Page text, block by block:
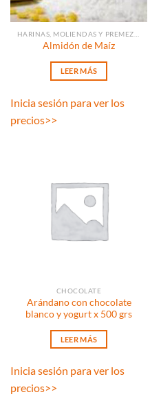
Almidón de Maíz
LEER MÁS
Inicia sesión para ver los
precios>>
CHOCOLATE
Arándano con chocolate
blanco y yogurt x 500 grs
LEER MÁS
Inicia sesión para ver los
precios>>